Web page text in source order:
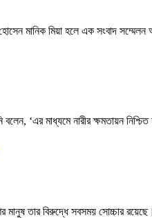
হোসেন মানিক মিয়া হলে এক সংবাদ
‘এর মাধ্যমে নারীর ক্ষমতায়ন
তার বিরুদ্ধে সবসময় সোচ্চার